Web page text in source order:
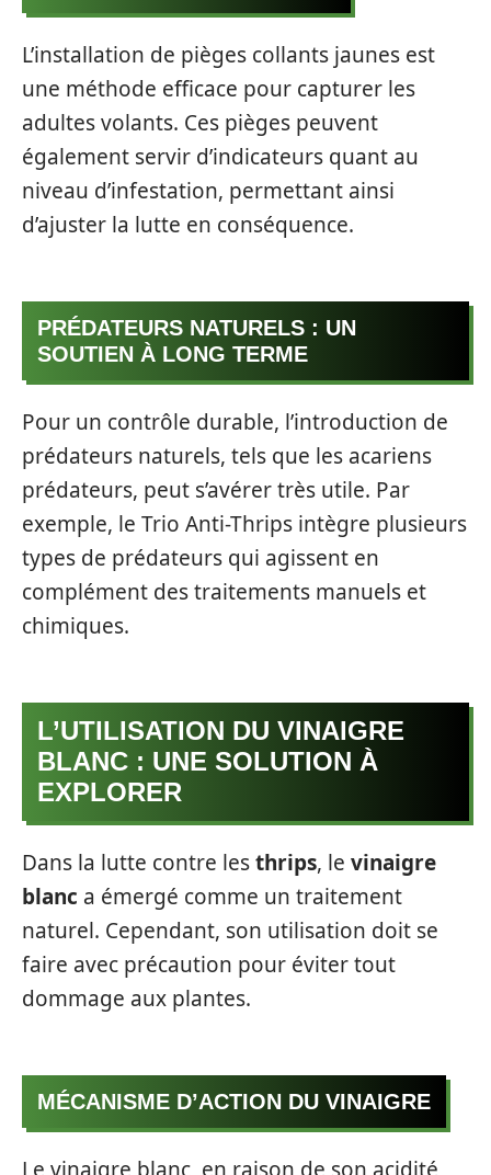
L’installation de pièges collants jaunes est
une méthode efficace pour capturer les
adultes volants. Ces pièges peuvent
également servir d’indicateurs quant au
niveau d’infestation, permettant ainsi
d’ajuster la lutte en conséquence.
PRÉDATEURS NATURELS : UN
SOUTIEN À LONG TERME
Pour un contrôle durable, l’introduction de
prédateurs naturels, tels que les acariens
prédateurs, peut s’avérer très utile. Par
exemple, le Trio Anti-Thrips intègre plusieurs
types de prédateurs qui agissent en
complément des traitements manuels et
chimiques.
L’UTILISATION DU VINAIGRE
BLANC : UNE SOLUTION À
EXPLORER
Dans la lutte contre lesthrips, le vinaigre
blanc a émergé comme un traitement
naturel. Cependant, son utilisation doit se
faire avec précaution pour éviter tout
dommage aux plantes.
MÉCANISME D’ACTION DU VINAIGRE
Le vinaigre blanc, en raison de son acidité,